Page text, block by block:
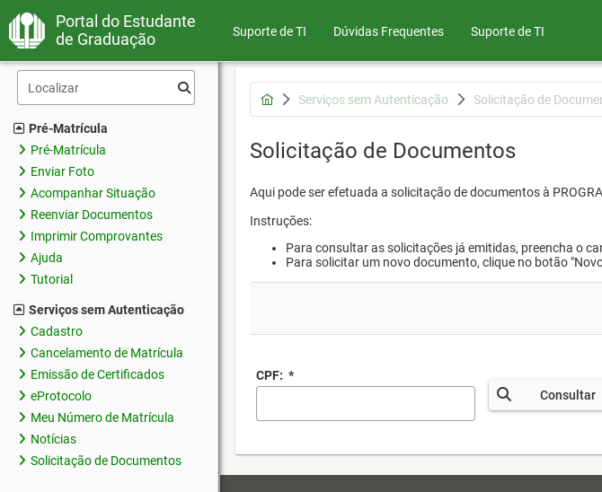
Portal do Estudante
de Graduação
Suporte de TI Dúvidas Frequentes Suporte de TI
Pré-Matrícula
Pré-Matrícula
Enviar Foto
Acompanhar Situação
Reenviar Documentos
Imprimir Comprovantes
Ajuda
Tutorial
Serviços sem Autenticação
Cadastro
Cancelamento de Matrícula
Emissão de Certificados
eProtocolo
Meu Número de Matrícula
Notícias
Solicitação de Documentos
Serviços sem Autenticação Solicitação de
Solicitação de Documentos
Aqui pode ser efetuada a solicitação de documentos à
Instruções:
Para consultar as solicitações já emitidas, preencha o
Para solicitar um novo documento, clique no botão
CPF: *
Consultar